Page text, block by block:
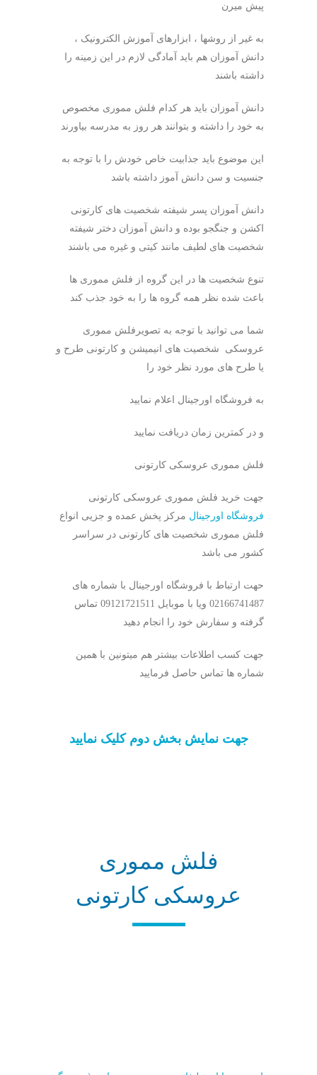
پیش میرن
به غیر از روشها ، ابزارهای آموزش الکترونیک ،
دانش آموزان هم باید آمادگی لازم در این زمینه را
داشته باشند
دانش آموزان باید هر کدام فلش مموری مخصوص
به خود را داشته و بتوانند هر روز به مدرسه بیاورند
این موضوع باید جذابیت خاص خودش را با توجه به
جنسیت و سن دانش آموز داشته باشد
دانش آموزان پسر شیفته شخصیت های کارتونی
اکشن و جنگجو بوده و دانش آموزان دختر شیفته
شخصیت های لطیف مانند کیتی و غیره می باشند
تنوع شخصیت ها در این گروه از فلش مموری ها
باعث شده نظر همه گروه ها را به خود جذب کند
شما می توانید با توجه به تصویرفلش مموری
عروسکی شخصیت های انیمیشن و کارتونی طرح و
یا طرح های مورد نظر خود را
به فروشگاه اورجینال اعلام نمایید
و در کمترین زمان دریافت نمایید
فلش مموری عروسکی کارتونی
جهت خرید فلش مموری عروسکی کارتونی
فروشگاه اورجینال مرکز پخش عمده و جزیی انواع
فلش مموری شخصیت های کارتونی در سراسر
کشور می باشد
حهت ارتباط با فروشگاه اورجینال با شماره های
02166741487 ویا با موبایل 09121721511 تماس
گرفته و سفارش خود را انجام دهید
جهت کسب اطلاعات بیشتر هم میتونین با همین
شماره ها تماس حاصل فرمایید
جهت نمایش بخش دوم کلیک نمایید
فلش مموری
عروسکی کارتونی